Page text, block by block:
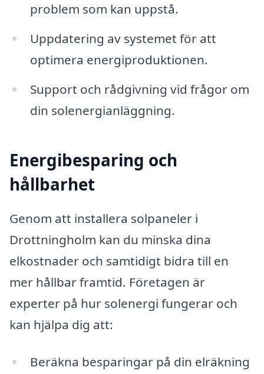
problem som kan uppstå.
Uppdatering av systemet för att
optimera energiproduktionen.
Support och rådgivning vid frågor om
din solenergianläggning.
Energibesparing och
hållbarhet
Genom att installera solpaneler i
Drottningholm kan du minska dina
elkostnader och samtidigt bidra till en
mer hållbar framtid. Företagen är
experter på hur solenergi fungerar och
kan hjälpa dig att:
Beräkna besparingar på din elräkning